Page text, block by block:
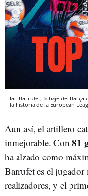
Ian Barrufet, fichaje del Barça
la historia de la European
Aun así, el artillero
inmejorable. Con 81
ha alzado como
Barrufet es el jugador
realizadores, y el